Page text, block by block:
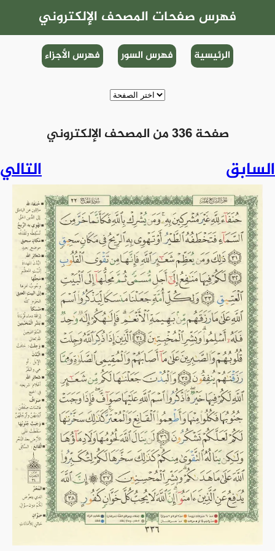
فهرس صفحات المصحف الإلكتروني
فهرس الأجزاء فهرس السور الرئيسية
صفحة 336 من المصحف الإلكتروني
التالي السابق